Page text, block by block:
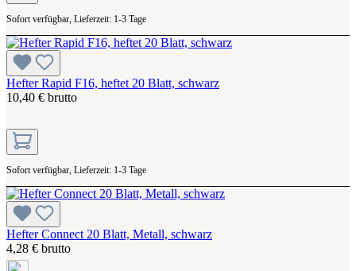
Sofort verfügbar, Lieferzeit: 1-3 Tage
Hefter Rapid F16, heftet 20 Blatt, schwarz
10,40 € brutto
Sofort verfügbar, Lieferzeit: 1-3 Tage
Hefter Connect 20 Blatt, Metall, schwarz
4,28 € brutto